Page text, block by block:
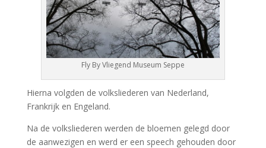
Fly By Vliegend Museum Seppe
Hierna volgden de volksliederen van Nederland,
Frankrijk en Engeland.
Na de volksliederen werden de bloemen gelegd door
de aanwezigen en werd er een speech gehouden door